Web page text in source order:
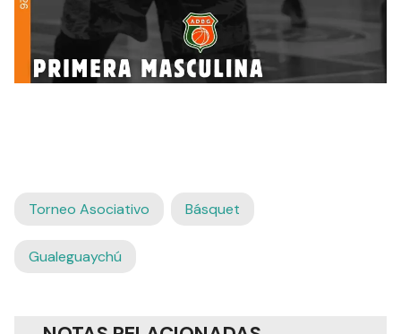
Torneo Asociativo Básquet
Gualeguaychú